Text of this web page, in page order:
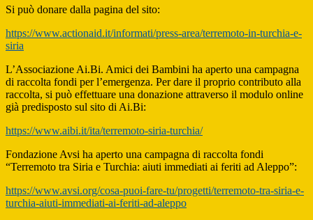
Si può donare dalla pagina del sito:
https://www.actionaid.it/informati/press-area/terremoto-in-turchia-e-
siria
L’Associazione Ai.Bi. Amici dei Bambini ha aperto una campagna
di raccolta fondi per l’emergenza. Per dare il proprio contributo alla
raccolta, si può effettuare una donazione attraverso il modulo online
già predisposto sul sito di Ai.Bi:
https://www.aibi.it/ita/terremoto-siria-turchia/
Fondazione Avsi ha aperto una campagna di raccolta fondi
“Terremoto tra Siria e Turchia: aiuti immediati ai feriti ad Aleppo”:
https://www.avsi.org/cosa-puoi-fare-tu/progetti/terremoto-tra-siria-e-
turchia-aiuti-immediati-ai-feriti-ad-aleppo